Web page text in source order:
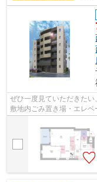
ぜひ一度見ていただきた
敷地内ごみ置き場・エレベ
便利です。平坦な場所にあ